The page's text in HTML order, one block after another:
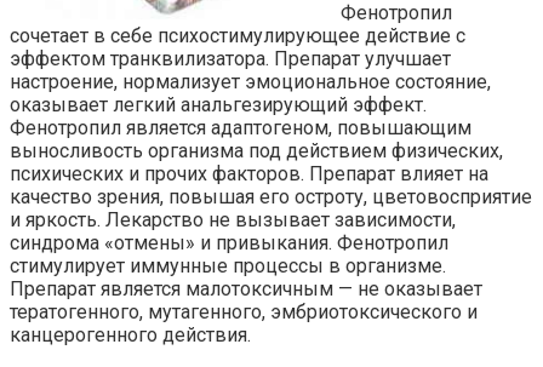
Фенотропил
сочетает в себе психостимулирующее действие с
эффектом транквилизатора. Препарат улучшает
настроение, нормализует эмоциональное состояние,
оказывает легкий анальгезирующий эффект.
Фенотропил является адаптогеном, повышающим
выносливость организма под действием физических,
психических и прочих факторов. Препарат влияет на
качество зрения, повышая его остроту, цветовосприятие
и яркость. Лекарство не вызывает зависимости,
синдрома «отмены» и привыкания. Фенотропил
стимулирует иммунные процессы в организме.
Препарат является малотоксичным — не оказывает
тератогенного, мутагенного, эмбриотоксического и
канцерогенного действия.